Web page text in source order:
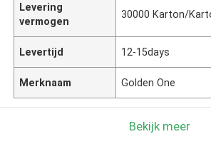
Levering
vermogen
30000 Karton/
Levertijd 12-15days
Merknaam Golden One
Bekijk meer